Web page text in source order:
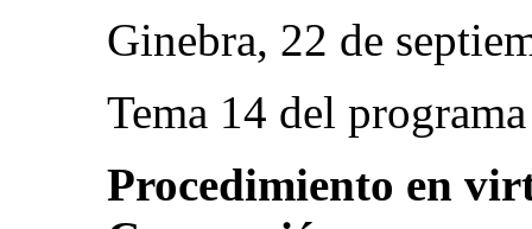
Ginebra, 22 de
Tema 14 del
Procedimiento en